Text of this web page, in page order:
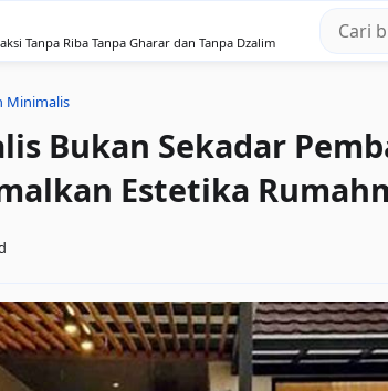
Tanpa Riba Tanpa Gharar dan Tanpa Dzalim
Minimalis
Bukan Sekadar
Estetika